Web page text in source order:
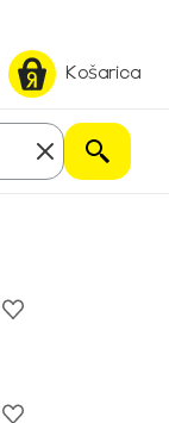
Košarica